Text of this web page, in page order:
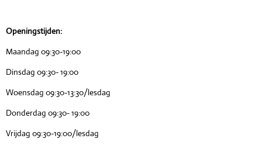
Openingstijden:
Maandag 09:30-19:00
Dinsdag 09:30- 19:00
Woensdag 09:30-13:30/lesdag
Donderdag 09:30- 19:00
Vrijdag 09:30-19:00/lesdag